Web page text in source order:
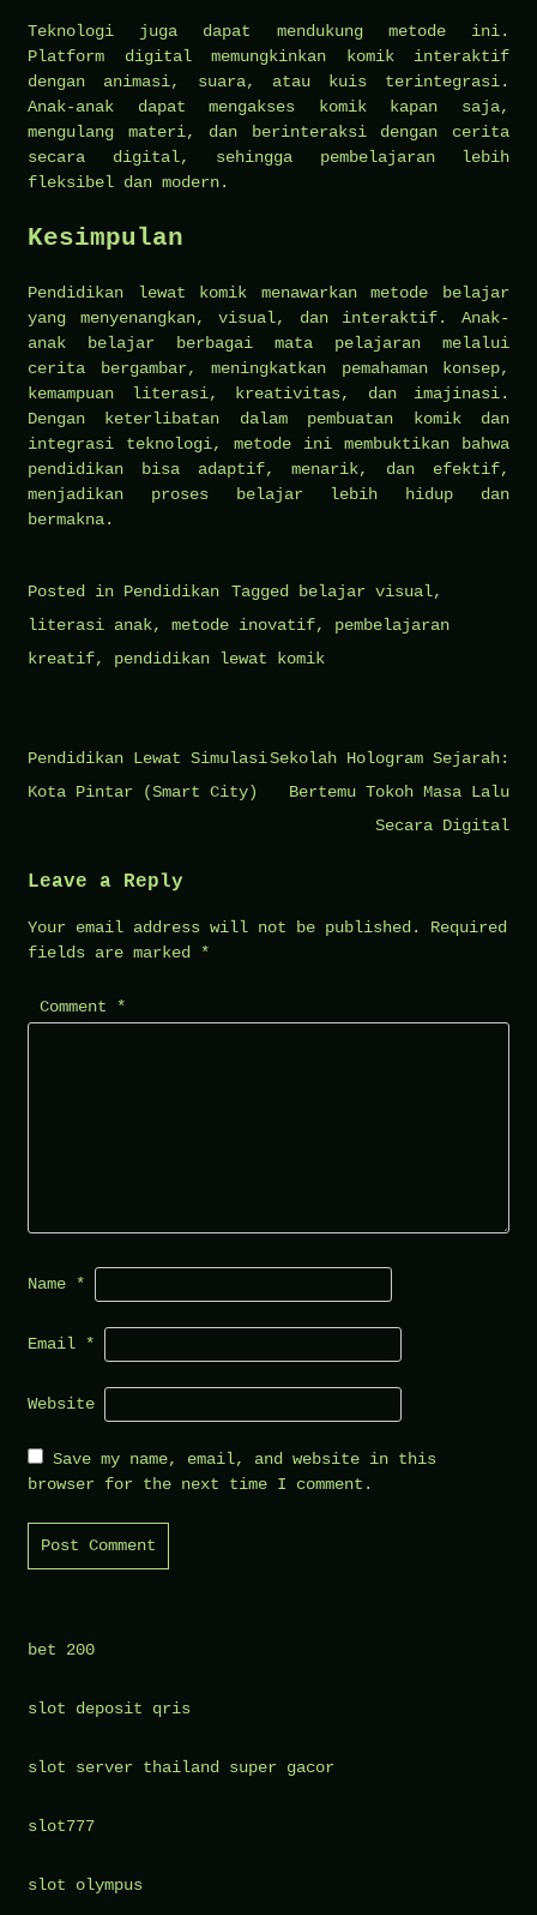
Teknologi juga dapat mendukung metode ini.
Platform digital memungkinkan komik interaktif
dengan animasi, suara, atau kuis terintegrasi.
Anak-anak dapat mengakses komik kapan saja,
mengulang materi, dan berinteraksi dengan cerita
secara digital, sehingga pembelajaran lebih
fleksibel dan modern.
Kesimpulan
Pendidikan lewat komik menawarkan metode belajar
yang menyenangkan, visual, dan interaktif. Anak-
anak belajar berbagai mata pelajaran melalui
cerita bergambar, meningkatkan pemahaman konsep,
kemampuan literasi, kreativitas, dan imajinasi.
Dengan keterlibatan dalam pembuatan komik dan
integrasi teknologi, metode ini membuktikan bahwa
pendidikan bisa adaptif, menarik, dan efektif,
menjadikan proses belajar lebih hidup dan
bermakna.
Posted in Pendidikan Tagged belajar visual,
literasi anak, metode inovatif, pembelajaran
kreatif, pendidikan lewat komik
Post
navigation
Pendidikan Lewat Simulasi
Kota Pintar (Smart City)
Sekolah Hologram Sejarah:
Bertemu Tokoh Masa Lalu
Secara Digital
Leave a Reply
Your email address will not be published.
Required
fields are marked *
Comment *
Name *
Email *
Website
Save my name, email, and website in this
browser for the next time I comment.
bet 200
slot deposit qris
slot server thailand super gacor
slot777
slot olympus